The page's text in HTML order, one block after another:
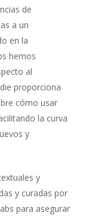
de
a un
en la
hemos
al
proporciona
cómo usar
la curva
y
y
y curadas por
para asegurar